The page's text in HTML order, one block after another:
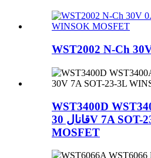
WST2002 N-Ch
WST3400D
قانال 30V 7A SOT-23-3L WINSOK
MOSFET